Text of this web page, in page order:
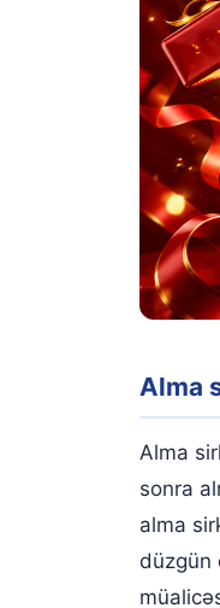
Alma
Alma
sonra
alma
düzgün